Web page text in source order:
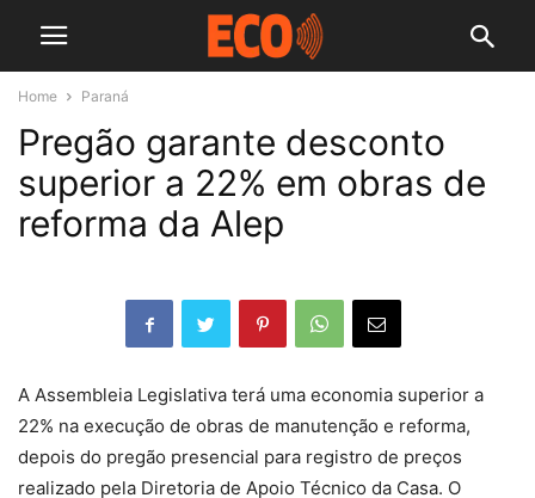
Home Paraná
Pregão garante desconto
superior a 22% em obras de
reforma da Alep
A Assembleia Legislativa terá uma economia superior a
22% na execução de obras de manutenção e reforma,
depois do pregão presencial para registro de preços
realizado pela Diretoria de Apoio Técnico da Casa. O